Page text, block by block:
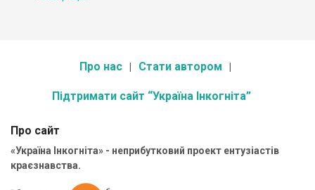
Про нас Стати автором
Підтримати сайт “Україна Інкогніта”
Про сайт
«Україна Інкогніта» - неприбутковий проект ентузіастів
краєзнавства.